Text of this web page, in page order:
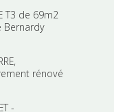
T3 de 69m2
Bernardy
rénové
-